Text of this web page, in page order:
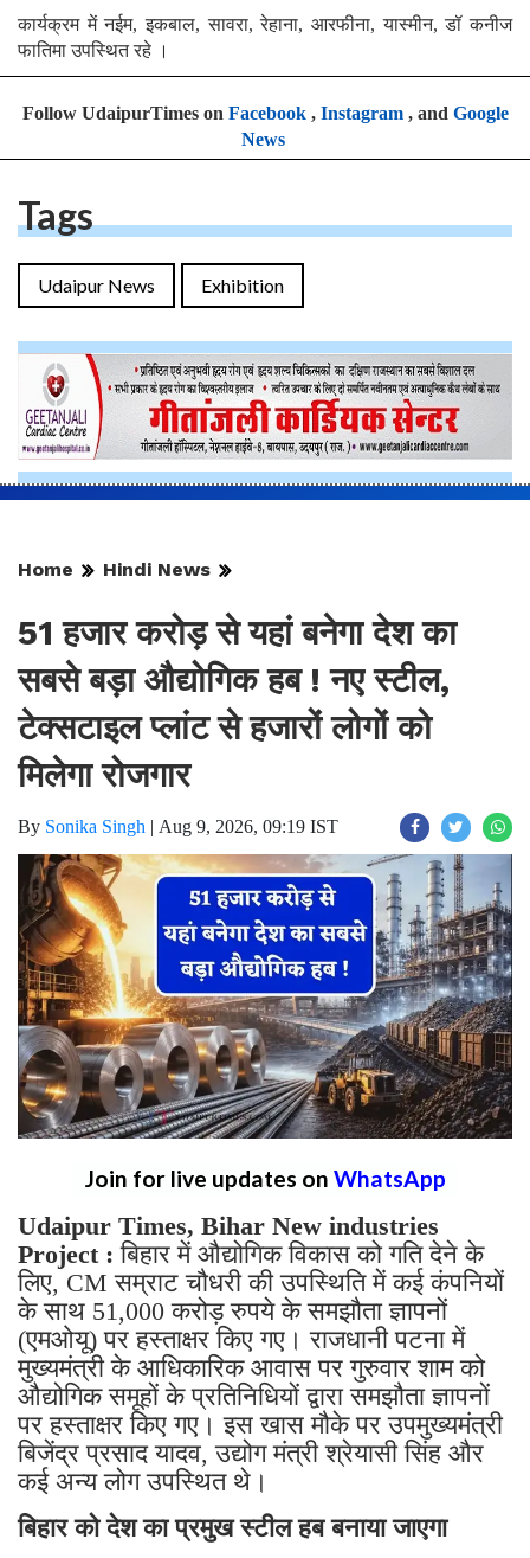
कार्यक्रम में नईम, इकबाल, सावरा, रेहाना, आरफीना, यास्मीन, डॉ कनीज
फातिमा उपस्थित रहे ।
Follow UdaipurTimes on Facebook, Instagram, and Google
News
Tags
Udaipur News Exhibition
Home Hindi News
51 हजार करोड़ से यहां बनेगा देश का
सबसे बड़ा औद्योगिक हब ! नए स्टील,
टेक्सटाइल प्लांट से हजारों लोगों को
मिलेगा रोजगार
By Sonika Singh | Aug 9, 2026, 09:19 IST
Join for live updates on WhatsApp
Udaipur Times, Bihar New industries
Project :बिहार में औद्योगिक विकास को गति देने के
लिए, CM सम्राट चौधरी की उपस्थिति में कई कंपनियों
के साथ 51,000 करोड़ रुपये के समझौता ज्ञापनों
(एमओयू) पर हस्ताक्षर किए गए। राजधानी पटना में
मुख्यमंत्री के आधिकारिक आवास पर गुरुवार शाम को
औद्योगिक समूहों के प्रतिनिधियों द्वारा समझौता ज्ञापनों
पर हस्ताक्षर किए गए। इस खास मौके पर उपमुख्यमंत्री
बिजेंद्र प्रसाद यादव, उद्योग मंत्री श्रेयासी सिंह और
कई अन्य लोग उपस्थित थे।
बिहार को देश का प्रमुख स्टील हब बनाया जाएगा